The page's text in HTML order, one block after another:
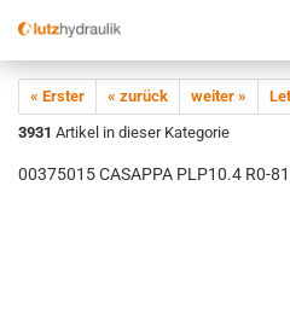
« Erster « zurück weiter »
3931 Artikel in dieser Kategorie
00375015 CASAPPA PLP10.4 R0-